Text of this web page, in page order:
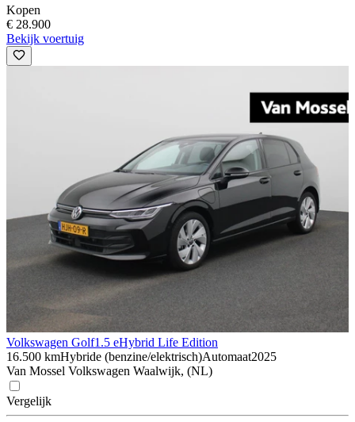
Kopen
€ 28.900
Bekijk voertuig
Volkswagen Golf1.5 eHybrid Life Edition
16.500 kmHybride (benzine/elektrisch)Automaat2025
Van Mossel Volkswagen Waalwijk, (NL)
Vergelijk